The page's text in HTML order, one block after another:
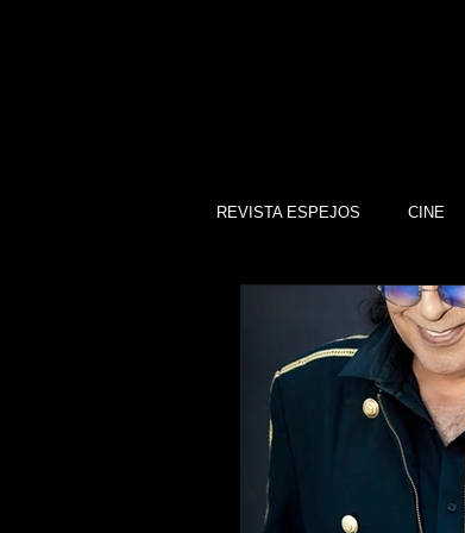
REVISTA ESPEJOS CINE
CULTURA
GOBIERNO DE